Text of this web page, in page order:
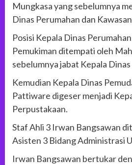
Mungkasa yang sebelumnya
Dinas Perumahan dan
Posisi Kepala Dinas
Pemukiman ditempati oleh
sebelumnya jabat Kepala
Kemudian Kepala Dinas
Pattiware digeser menjadi
Perpustakaan.
Staf Ahli 3 Irwan Bangsawan
Asisten 3 Bidang Administrasi
Irwan Bangsawan bertukar